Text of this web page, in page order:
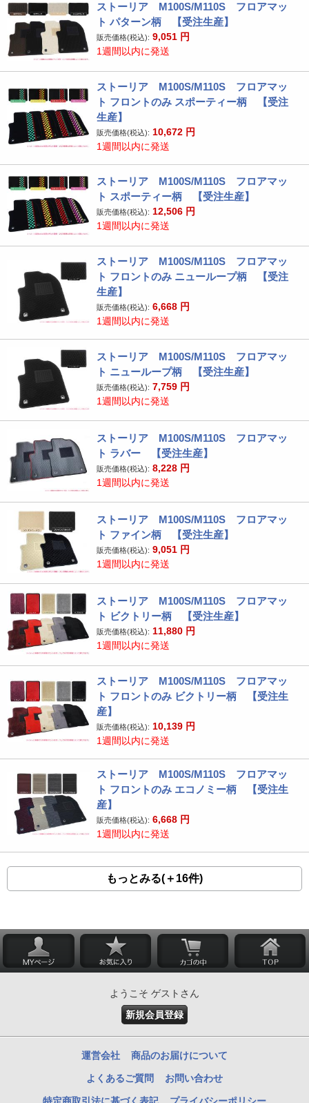
ストーリア M100S/M110S フロアマッ
ト パターン柄 【受注生産】
販売価格(税込): 9,051 円
1週間以内に発送
ストーリア M100S/M110S フロアマッ
ト フロントのみ スポーティー柄 【受注
生産】
販売価格(税込): 10,672 円
1週間以内に発送
ストーリア M100S/M110S フロアマッ
ト スポーティー柄 【受注生産】
販売価格(税込): 12,506 円
1週間以内に発送
ストーリア M100S/M110S フロアマッ
ト フロントのみ ニューループ柄 【受注
生産】
販売価格(税込): 6,668 円
1週間以内に発送
ストーリア M100S/M110S フロアマッ
ト ニューループ柄 【受注生産】
販売価格(税込): 7,759 円
1週間以内に発送
ストーリア M100S/M110S フロアマッ
ト ラバー 【受注生産】
販売価格(税込): 8,228 円
1週間以内に発送
ストーリア M100S/M110S フロアマッ
ト ファイン柄 【受注生産】
販売価格(税込): 9,051 円
1週間以内に発送
ストーリア M100S/M110S フロアマッ
ト ビクトリー柄 【受注生産】
販売価格(税込): 11,880 円
1週間以内に発送
ストーリア M100S/M110S フロアマッ
ト フロントのみ ビクトリー柄 【受注生
産】
販売価格(税込): 10,139 円
1週間以内に発送
ストーリア M100S/M110S フロアマッ
ト フロントのみ エコノミー柄 【受注生
産】
販売価格(税込): 6,668 円
1週間以内に発送
もっとみる(＋16件)
ようこそ ゲストさん
新規会員登録
運営会社 商品のお届けについて
よくあるご質問 お問い合わせ
特定商取引法に基づく表記 プライバシーポリシー